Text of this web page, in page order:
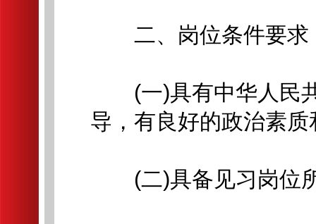
二、岗位条件要求
(一)具有中华人民共
导，有良好的政治素
(二)具备见习岗位